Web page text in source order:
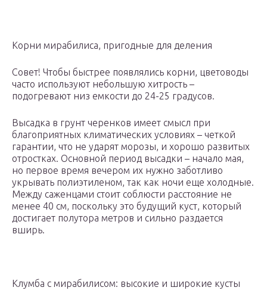
Корни мирабилиса, пригодные для деления
Совет! Чтобы быстрее появлялись корни, цветоводы
часто используют небольшую хитрость –
подогревают низ емкости до 24-25 градусов.
Высадка в грунт черенков имеет смысл при
благоприятных климатических условиях – четкой
гарантии, что не ударят морозы, и хорошо развитых
отростках. Основной период высадки – начало мая,
но первое время вечером их нужно заботливо
укрывать полиэтиленом, так как ночи еще холодные.
Между саженцами стоит соблюсти расстояние не
менее 40 см, поскольку это будущий куст, который
достигает полутора метров и сильно раздается
вширь.
Клумба с мирабилисом: высокие и широкие кусты